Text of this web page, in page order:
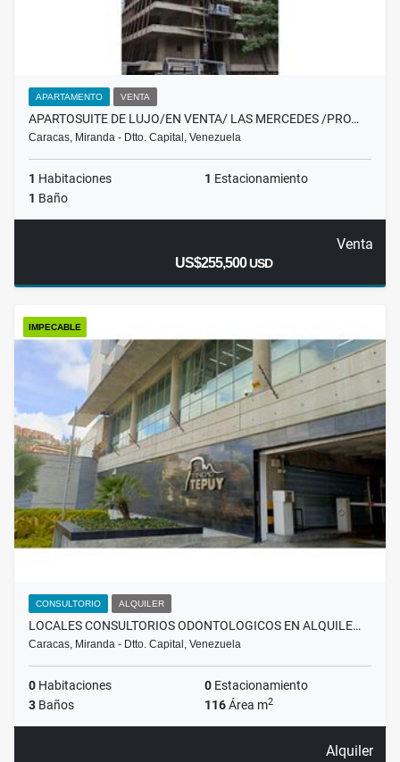
APARTAMENTO VENTA
APARTOSUITE DE LUJO/EN VENTA/ LAS MERCEDES /PRO…
Caracas, Miranda - Dtto. Capital, Venezuela
1 Habitaciones 1 Estacionamiento
1 Baño
Venta
US$255,500USD
IMPECABLE
CONSULTORIO ALQUILER
LOCALES CONSULTORIOS ODONTOLOGICOS EN ALQUILE…
Caracas, Miranda - Dtto. Capital, Venezuela
0 Habitaciones 0 Estacionamiento
3 Baños 116Área m2
Alquiler